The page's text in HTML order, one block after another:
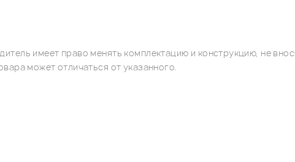
имеет право менять комплектацию и конструкцию, не
может отличаться от указанного.